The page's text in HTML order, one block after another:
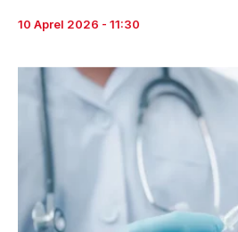
10 Aprel 2026 - 11:30